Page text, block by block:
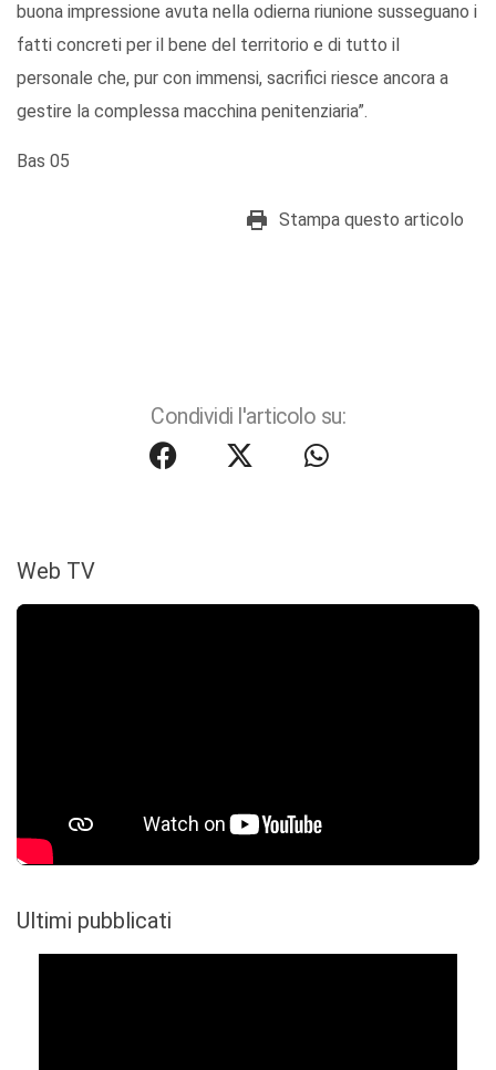
buona impressione avuta nella odierna riunione susseguano i
fatti concreti per il bene del territorio e di tutto il
personale che, pur con immensi, sacrifici riesce ancora a
gestire la complessa macchina penitenziaria”.
Bas 05
Stampa questo articolo
Condividi l'articolo su:
Web TV
Ultimi pubblicati